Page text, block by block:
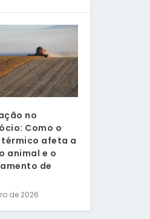
no
Como o
afeta a
animal e o
de
de 2026